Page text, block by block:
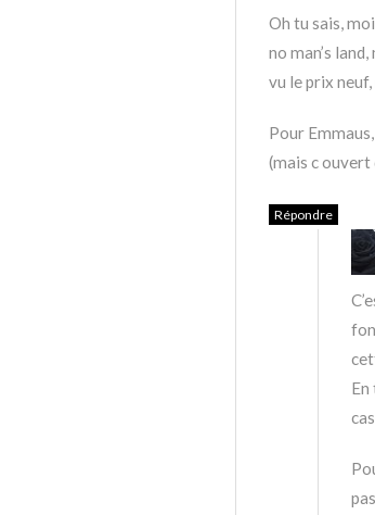
Oh tu sais,
no man’s
vu le prix
Pour
(mais c ouvert
Répondre
En